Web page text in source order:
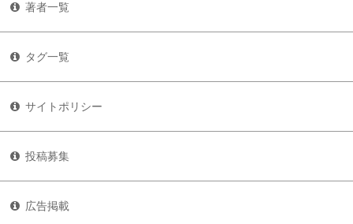
著者一覧
タグ一覧
サイトポリシー
投稿募集
広告掲載